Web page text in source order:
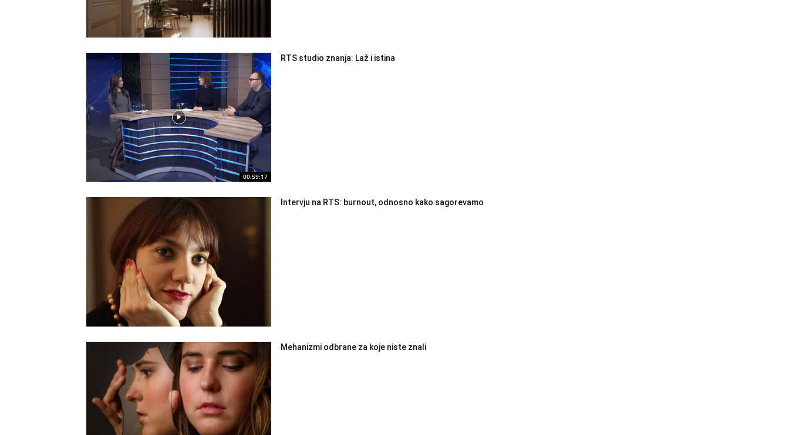
00:59:17
RTS studio znanja: Laž i istina
Intervju na RTS: burnout, odnosno kako sagorevamo
Mehanizmi odbrane za koje niste znali